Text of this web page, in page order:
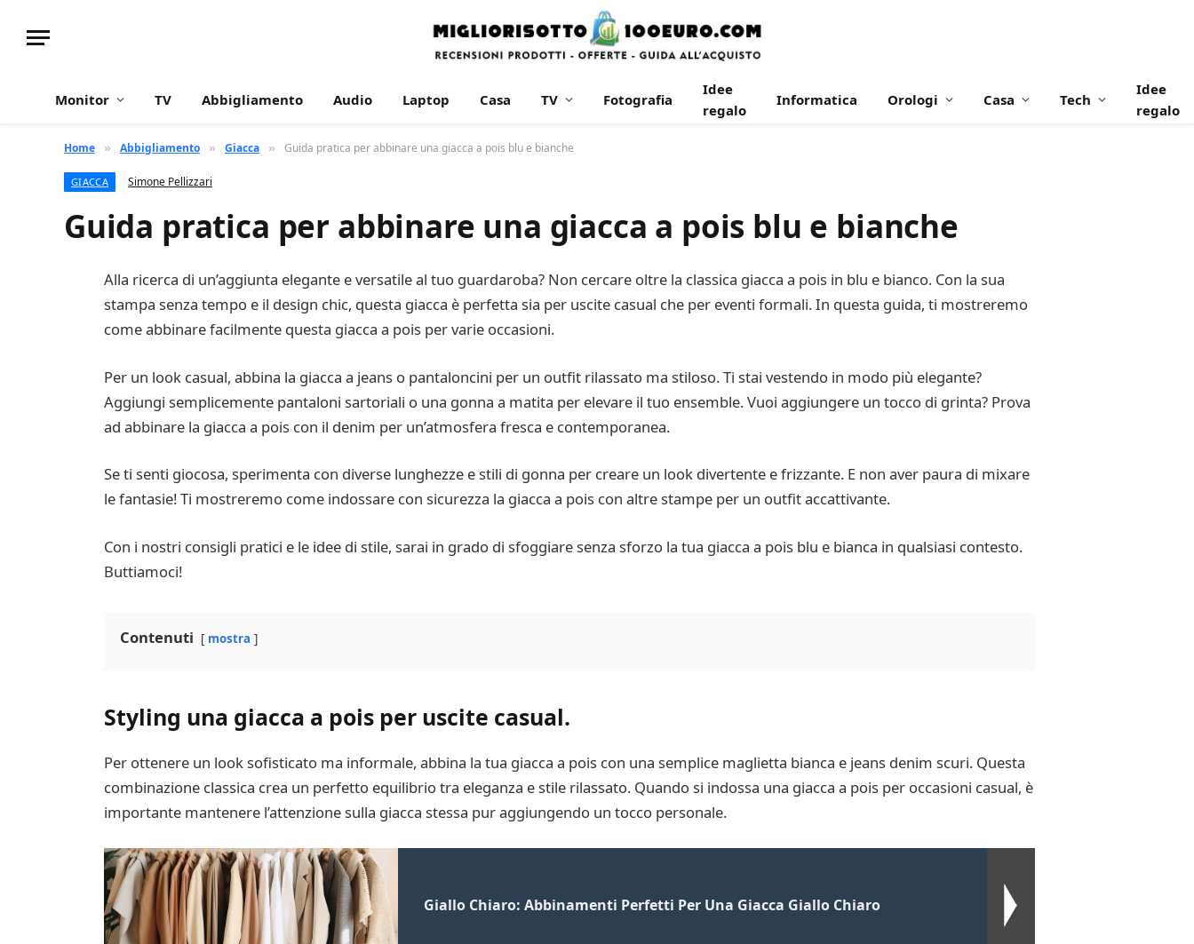
Monitor TV Abbigliamento Audio Laptop Casa TV Fotografia
Idee
regalo
Informatica Orologi Casa Tech
Idee
regalo
Home » Abbigliamento » Giacca » Guida pratica per abbinare una giacca a pois blu e bianche
GIACCA Simone Pellizzari
Guida pratica per abbinare una giacca a pois blu e bianche
Alla ricerca di un’aggiunta elegante e versatile al tuo guardaroba? Non cercare oltre la classica giacca a pois in blu e bianco. Con la sua
stampa senza tempo e il design chic, questa giacca è perfetta sia per uscite casual che per eventi formali. In questa guida, ti mostreremo
come abbinare facilmente questa giacca a pois per varie occasioni.
Per un look casual, abbina la giacca a jeans o pantaloncini per un outfit rilassato ma stiloso. Ti stai vestendo in modo più elegante?
Aggiungi semplicemente pantaloni sartoriali o una gonna a matita per elevare il tuo ensemble. Vuoi aggiungere un tocco di grinta? Prova
ad abbinare la giacca a pois con il denim per un’atmosfera fresca e contemporanea.
Se ti senti giocosa, sperimenta con diverse lunghezze e stili di gonna per creare un look divertente e frizzante. E non aver paura di mixare
le fantasie! Ti mostreremo come indossare con sicurezza la giacca a pois con altre stampe per un outfit accattivante.
Con i nostri consigli pratici e le idee di stile, sarai in grado di sfoggiare senza sforzo la tua giacca a pois blu e bianca in qualsiasi contesto.
Buttiamoci!
Contenuti mostra
Styling una giacca a pois per uscite casual.
Per ottenere un look sofisticato ma informale, abbina la tua giacca a pois con una semplice maglietta bianca e jeans denim scuri. Questa
combinazione classica crea un perfetto equilibrio tra eleganza e stile rilassato. Quando si indossa una giacca a pois per occasioni casual, è
importante mantenere l’attenzione sulla giacca stessa pur aggiungendo un tocco personale.
Giallo Chiaro: Abbinamenti Perfetti Per Una Giacca Giallo Chiaro